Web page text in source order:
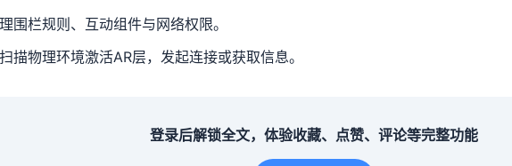
围栏规则、互动组件与网络权限。
描物理环境激活AR层，发起连接或获取信息。
登录后解锁全文，体验收藏、点赞、评论等完整功能